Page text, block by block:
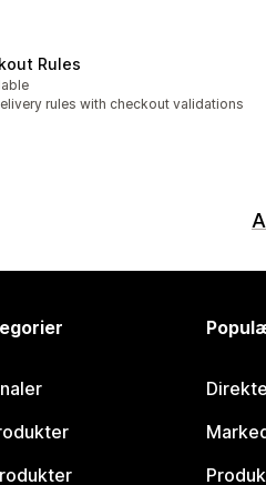
Rules
rules with checkout validations